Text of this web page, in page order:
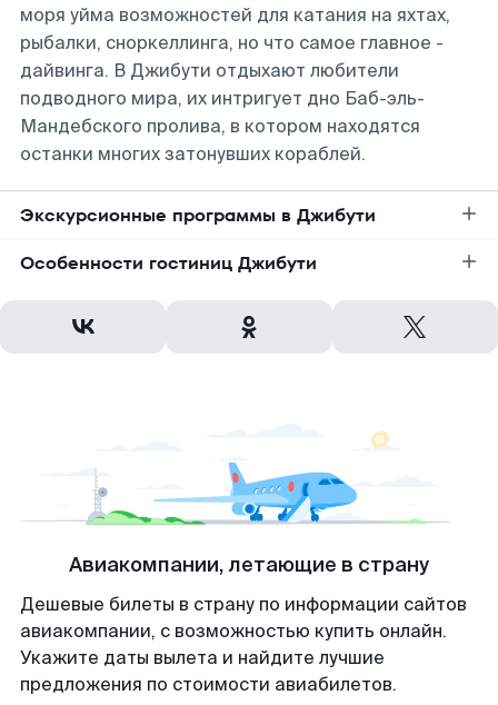
моря уйма возможностей для катания на яхтах,
рыбалки, сноркеллинга, но что самое главное -
дайвинга. В Джибути отдыхают любители
подводного мира, их интригует дно Баб-эль-
Мандебского пролива, в котором находятся
останки многих затонувших кораблей.
Экскурсионные программы в Джибути
Особенности гостиниц Джибути
Авиакомпании, летающие в страну
Дешевые билеты в страну по информации сайтов
авиакомпании, с возможностью купить онлайн.
Укажите даты вылета и найдите лучшие
предложения по стоимости авиабилетов.